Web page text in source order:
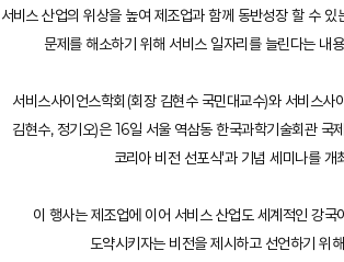
서비스 산업의 위상을 높여 제조업과 함께 동반성장 할 수 있
문제를 해소하기 위해 서비스 일자리를 늘린다는 내
서비스사이언스학회(회장 김현수 국민대교수)와 서비스사
김현수, 정기오)은 16일 서울 역삼동 한국과학기술회관 국
코리아 비전 선포식'과 기념 세미나를 개
이 행사는 제조업에 이어 서비스 산업도 세계적인 강국
도약시키자는 비전을 제시하고 선언하기 위